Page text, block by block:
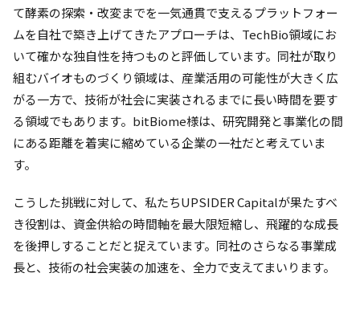
て酵素の探索・改変までを一気通貫で支えるプラットフォー
ムを自社で築き上げてきたアプローチは、TechBio領域にお
いて確かな独自性を持つものと評価しています。同社が取り
組むバイオものづくり領域は、産業活用の可能性が大きく広
がる一方で、技術が社会に実装されるまでに長い時間を要す
る領域でもあります。bitBiome様は、研究開発と事業化の間
にある距離を着実に縮めている企業の一社だと考えていま
す。
こうした挑戦に対して、私たちUPSIDER Capitalが果たすべ
き役割は、資金供給の時間軸を最大限短縮し、飛躍的な成長
を後押しすることだと捉えています。同社のさらなる事業成
長と、技術の社会実装の加速を、全力で支えてまいります。